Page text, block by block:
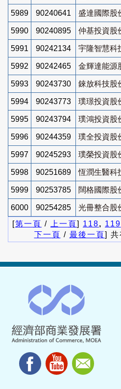
5989 90240641 盛達國際股
5990 90240895 仲基投資股
5991 90242134 宇隆智慧科
5992 90242465 金輝達能源
5993 90243730 錸放科技股
5994 90243773 璞璟投資股
5995 90243794 璞鴻投資股
5996 90244359 璞全投資股
5997 90245293 璞榮投資股
5998 90251689 恆潤生醫科
5999 90253785 闊格國際股
6000 90254285
光冊整合股
[第一頁 / 上一頁] 118, 119
下一頁 / 最後一頁] 共